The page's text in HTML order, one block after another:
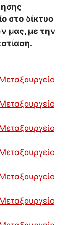
στο δίκτυο
μας, με την